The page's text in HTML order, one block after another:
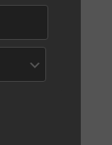
Saes foi um